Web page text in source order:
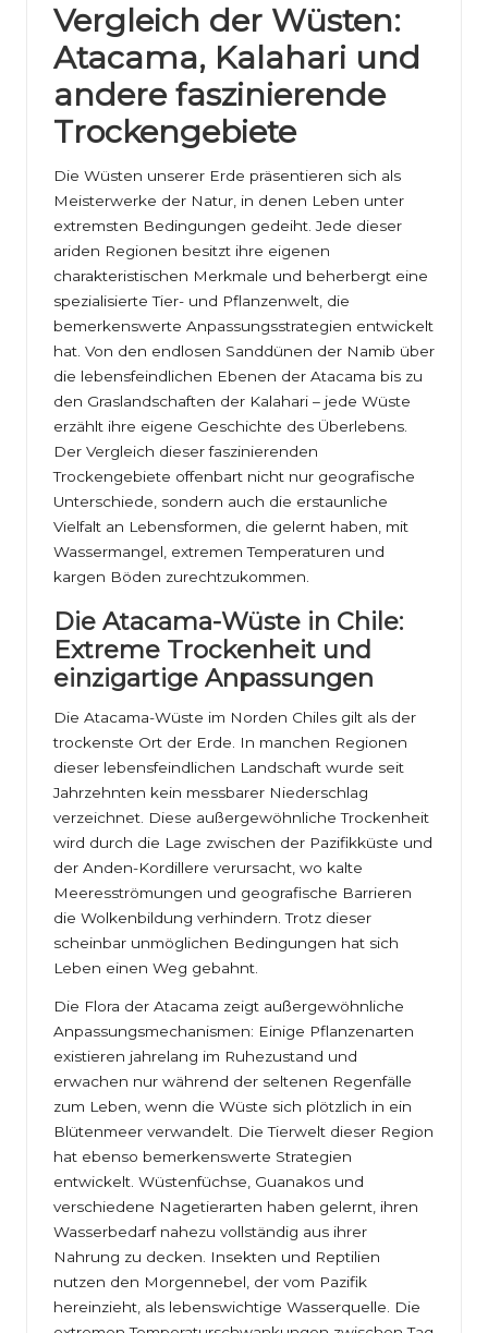
Vergleich der Wüsten:
Atacama, Kalahari und
andere faszinierende
Trockengebiete
Die Wüsten unserer Erde präsentieren sich als
Meisterwerke der Natur, in denen Leben unter
extremsten Bedingungen gedeiht. Jede dieser
ariden Regionen besitzt ihre eigenen
charakteristischen Merkmale und beherbergt eine
spezialisierte Tier- und Pflanzenwelt, die
bemerkenswerte Anpassungsstrategien entwickelt
hat. Von den endlosen Sanddünen der Namib über
die lebensfeindlichen Ebenen der Atacama bis zu
den Graslandschaften der Kalahari – jede Wüste
erzählt ihre eigene Geschichte des Überlebens.
Der Vergleich dieser faszinierenden
Trockengebiete offenbart nicht nur geografische
Unterschiede, sondern auch die erstaunliche
Vielfalt an Lebensformen, die gelernt haben, mit
Wassermangel, extremen Temperaturen und
kargen Böden zurechtzukommen.
Die Atacama-Wüste in Chile:
Extreme Trockenheit und
einzigartige Anpassungen
Die Atacama-Wüste im Norden Chiles gilt als der
trockenste Ort der Erde. In manchen Regionen
dieser lebensfeindlichen Landschaft wurde seit
Jahrzehnten kein messbarer Niederschlag
verzeichnet. Diese außergewöhnliche Trockenheit
wird durch die Lage zwischen der Pazifikküste und
der Anden-Kordillere verursacht, wo kalte
Meeresströmungen und geografische Barrieren
die Wolkenbildung verhindern. Trotz dieser
scheinbar unmöglichen Bedingungen hat sich
Leben einen Weg gebahnt.
Die Flora der Atacama zeigt außergewöhnliche
Anpassungsmechanismen: Einige Pflanzenarten
existieren jahrelang im Ruhezustand und
erwachen nur während der seltenen Regenfälle
zum Leben, wenn die Wüste sich plötzlich in ein
Blütenmeer verwandelt. Die Tierwelt dieser Region
hat ebenso bemerkenswerte Strategien
entwickelt. Wüstenfüchse, Guanakos und
verschiedene Nagetierarten haben gelernt, ihren
Wasserbedarf nahezu vollständig aus ihrer
Nahrung zu decken. Insekten und Reptilien
nutzen den Morgennebel, der vom Pazifik
hereinzieht, als lebenswichtige Wasserquelle. Die